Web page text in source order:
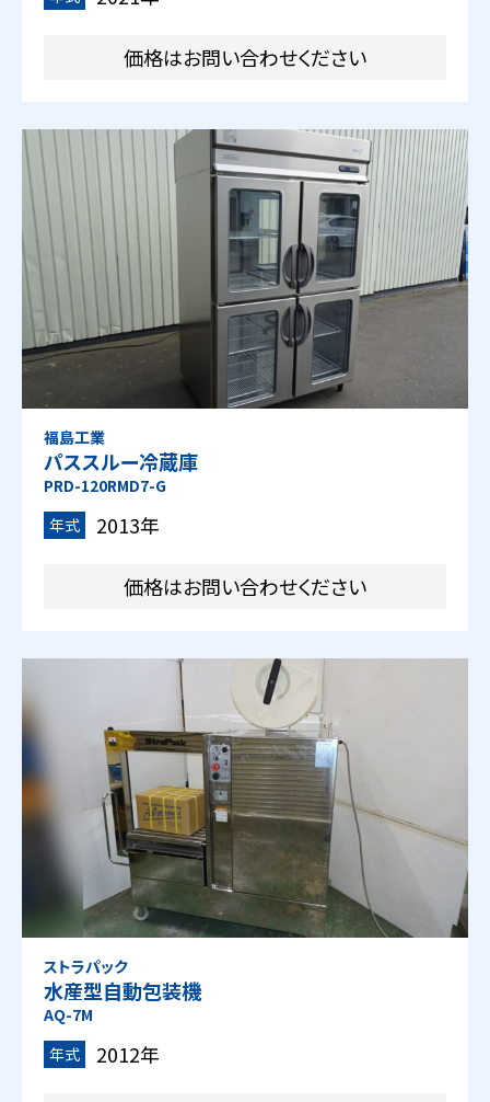
価格はお問い合わせください
福島工業
パススルー冷蔵庫
PRD-120RMD7-G
年式
2013年
価格はお問い合わせください
ストラパック
水産型自動包装機
AQ-7M
年式
2012年